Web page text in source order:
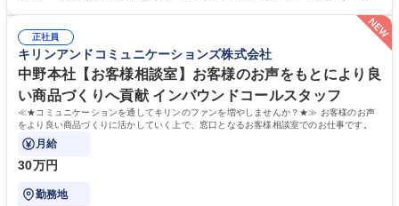
算補助 ※3～5年程度を目安に、徐々に決算業務へ業務範囲を広げていく
想定です。 募集職種 未経験歓迎【経理/みなとみらい】プライム上場/残業
ほぼなし/年休123日
タートできる点です。まずは仕訳入力や振込業務など基礎的な業務から担
当し、3～5年をかけて月次決算・四半期決算・開示資料作成補助などへス
テップアップできます。また、残業は通常月ほぼなく、決算月でも10時間
未満のため、無理なく経理として専門性を身につけられる環境です。 学
歴・資格 学歴：大学院 大学 高専 短大 専修学校 高校 語学力： 資格：日商
簿記検定1級 日商簿記検定2級
正社員
キリンアンドコミュニケーションズ株式会社
中野本社【お客様相談室】お客様のお声をもとにより良
い商品づくりへ貢献 インバウンドコールスタッフ
≪★コミュニケーションを通してキリンのファンを増やしませんか？★≫ お客様のお声
をより良い商品づくりに活かしていく上で、窓口となるお客様相談室でのお仕事です。
月給
30万円
勤務地